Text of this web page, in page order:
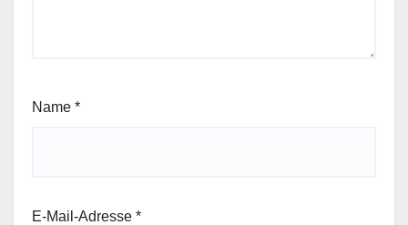
Name *
E-Mail-Adresse *